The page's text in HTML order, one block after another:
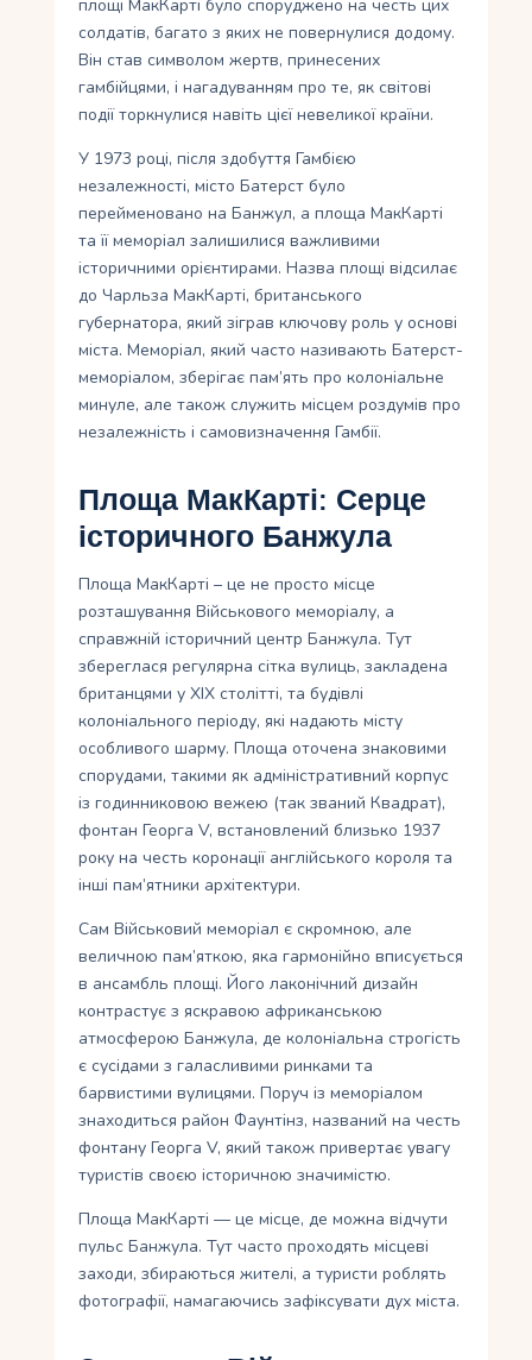
площі МакКарті було споруджено на честь цих
солдатів, багато з яких не повернулися додому.
Він став символом жертв, принесених
гамбійцями, і нагадуванням про те, як світові
події торкнулися навіть цієї невеликої країни.
У 1973 році, після здобуття Гамбією
незалежності, місто Батерст було
перейменовано на Банжул, а площа МакКарті
та її меморіал залишилися важливими
історичними орієнтирами. Назва площі відсилає
до Чарльза МакКарті, британського
губернатора, який зіграв ключову роль у основі
міста. Меморіал, який часто називають Батерст-
меморіалом, зберігає пам’ять про колоніальне
минуле, але також служить місцем роздумів про
незалежність і самовизначення Гамбії.
Площа МакКарті: Серце
історичного Банжула
Площа МакКарті – це не просто місце
розташування Військового меморіалу, а
справжній історичний центр Банжула. Тут
збереглася регулярна сітка вулиць, закладена
британцями у XIX столітті, та будівлі
колоніального періоду, які надають місту
особливого шарму. Площа оточена знаковими
спорудами, такими як адміністративний корпус
із годинниковою вежею (так званий Квадрат),
фонтан Георга V, встановлений близько 1937
року на честь коронації англійського короля та
інші пам’ятники архітектури.
Сам Військовий меморіал є скромною, але
величною пам’яткою, яка гармонійно вписується
в ансамбль площі. Його лаконічний дизайн
контрастує з яскравою африканською
атмосферою Банжула, де колоніальна строгість
є сусідами з галасливими ринками та
барвистими вулицями. Поруч із меморіалом
знаходиться район Фаунтінз, названий на честь
фонтану Георга V, який також привертає увагу
туристів своєю історичною значимістю.
Площа МакКарті — це місце, де можна відчути
пульс Банжула. Тут часто проходять місцеві
заходи, збираються жителі, а туристи роблять
фотографії, намагаючись зафіксувати дух міста.